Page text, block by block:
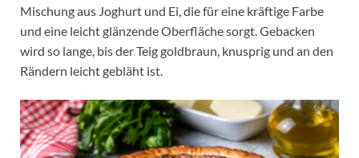
Mischung aus Joghurt und Ei, die für eine kräftige Farbe
und eine leicht glänzende Oberfläche sorgt. Gebacken
wird so lange, bis der Teig goldbraun, knusprig und an den
Rändern leicht gebläht ist.